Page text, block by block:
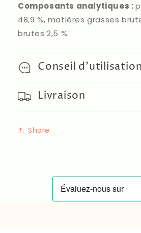
Composants analytiques :
48,9 %, matières grasses
brutes 2,5 %.
Conseil d'utilisation
Livraison
Share